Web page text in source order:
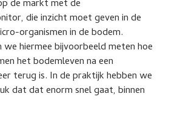
de markt met de
die inzicht moet geven in de
organismen in de bodem.
hiermee bijvoorbeeld meten hoe
het bodemleven na een
terug is. In de praktijk hebben we
dat dat enorm snel gaat, binnen